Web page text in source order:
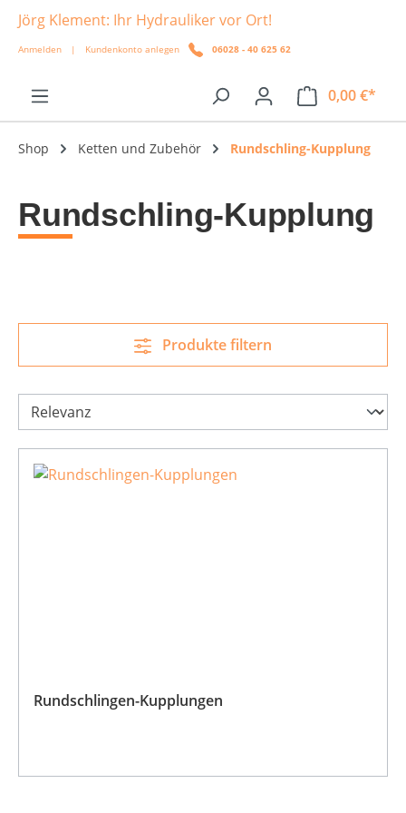
springen
Jörg Klement: Ihr Hydrauliker vor Ort!
Anmelden | Kundenkonto anlegen 06028 - 40 625 62
0,00 €*
Shop Ketten und Zubehör Rundschling-Kupplung
Rundschling-Kupplung
Produkte filtern
Rundschlingen-Kupplungen